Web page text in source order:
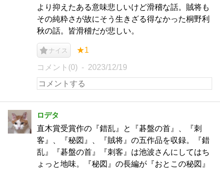
より抑えたある意味悲しいけど滑稽な話。賊将も
その純粋さが故にそう生きざる得なかった桐野利
秋の話。皆滑稽だが悲しい。
ナイス ★1
コメント(0) 2023/12/19
ロデタ
直木賞受賞作の『錯乱』と『碁盤の首』、『刺
客』、『秘図』、『賊将』の五作品を収録。『錯
乱』『碁盤の首』『刺客』は池波さんにしてはち
ょっと地味。『秘図』の長編が『おとこの秘図』